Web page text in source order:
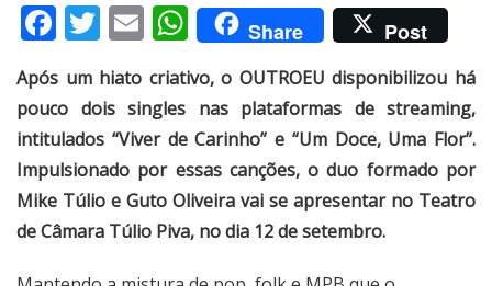
Facebook
Twitter
EmailWhatsApp
Share Post
Após um hiato criativo, o OUTROEU disponibilizou há
pouco dois singles nas plataformas de streaming,
intitulados “Viver de Carinho” e “Um Doce, Uma Flor”.
Impulsionado por essas canções, o duo formado por
Mike Túlio e Guto Oliveira vai se apresentar no Teatro
de Câmara Túlio Piva, no dia 12 de setembro.